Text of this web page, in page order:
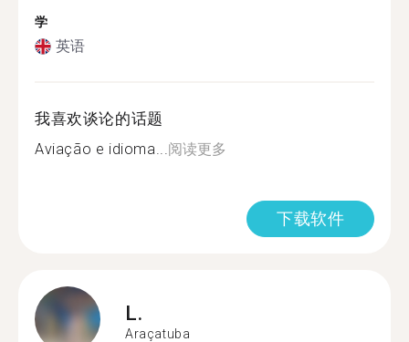
学
英语
我喜欢谈论的话题
Aviação e idioma...阅读更多
下载软件
L.
Araçatuba